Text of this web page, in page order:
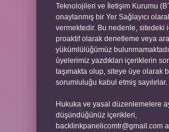
Teknolojileri ve İletişim Kurumu
onaylanmış bir Yer Sağlayıcı
vermektedir. Bu nedenle, sitedeki
proaktif olarak denetleme veya
yükümlülüğümüz
üyelerimiz yazdıkları içeriklerin
taşımakta olup, siteye üye olarak
sorumluluğu kabul etmiş sayılırlar.
Hukuka ve yasal düzenlemelere
düşündüğünüz içerikleri,
backlinkpanelicomtr@gmail.com